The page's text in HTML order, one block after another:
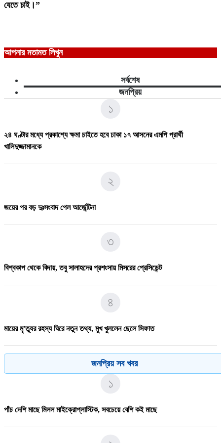
যেতে চাই।”
আপনার মতামত লিখুন
সর্বশেষ
জনপ্রিয়
১
২৪ ঘণ্টার মধ্যে প্রকাশ্যে ক্ষমা চাইতে হবে ঢাকা ১৭ আসনের এমপি প্রার্থী
খালিদুজ্জামানকে
২
জয়ের পর বড় দুঃসংবাদ পেল আর্জেন্টিনা
৩
বিশ্বকাপ থেকে বিদায়, তবু সালাহদের প্রশংসায় মিসরের প্রেসিডেন্ট
৪
মায়ের মৃ'ত্যুর রহস্য ঘিরে নতুন তথ্য, মুখ খুললেন ছেলে সিফাত
৫
পদ্মায় বাসডুবিতে রানা প্লাজার সেই নাসিমার মৃ/ত্যু
৬
জনপ্রিয় সব খবর
১
পাঁচ দেশি মাছে মিলল মাইক্রোপ্লাস্টিক, সবচেয়ে বেশি কই মাছে